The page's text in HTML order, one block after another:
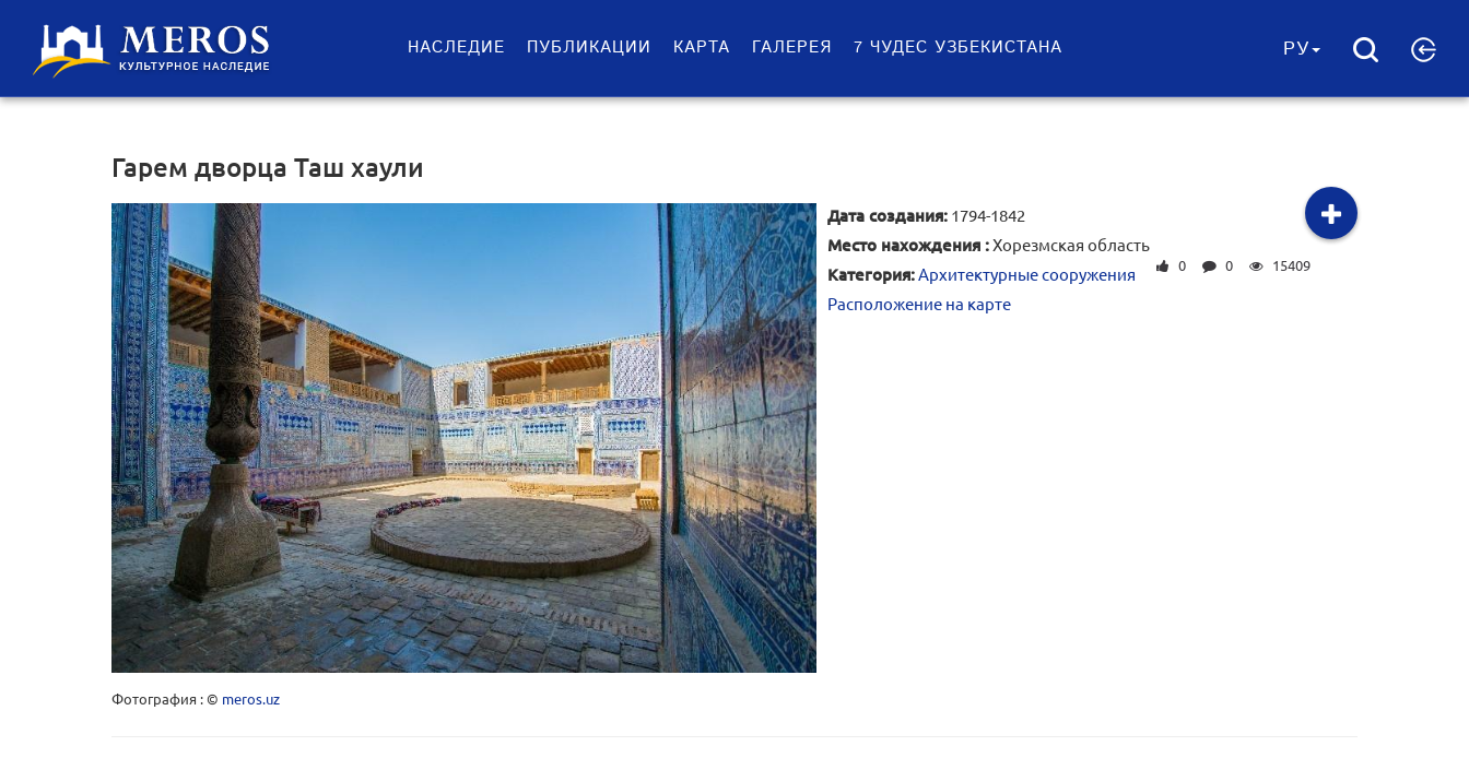
НАСЛЕДИЕ ПУБЛИКАЦИИ КАРТА ГАЛЕРЕЯ 7 ЧУДЕС УЗБЕКИСТАНА РУ
Гарем дворца Таш хаули
Фотография : © meros.uz
Дата создания: 1794-1842
Место нахождения :Хорезмская область
Категория:Архитектурные сооружения
Расположение на карте
0 0 15409